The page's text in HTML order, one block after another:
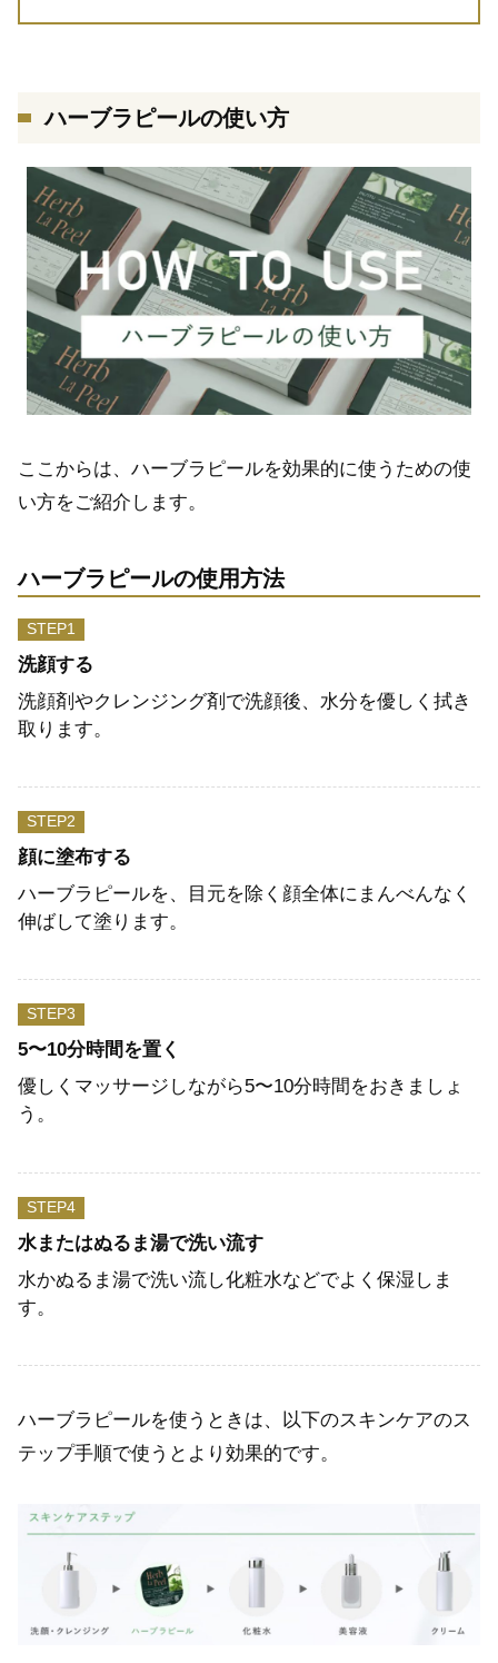
ハーブラピールの使い方
ここからは、ハーブラピールを効果的に使うための使
い方をご紹介します。
ハーブラピールの使用方法
STEP
洗顔する
洗顔剤やクレンジング剤で洗顔後、水分を優しく拭き
取ります。
STEP
顔に塗布する
ハーブラピールを、目元を除く顔全体にまんべんなく
伸ばして塗ります。
STEP
5〜10分時間を置く
優しくマッサージしながら5〜10分時間をおきましょ
う。
STEP
水またはぬるま湯で洗い流す
水かぬるま湯で洗い流し化粧水などでよく保湿しま
す。
ハーブラピールを使うときは、以下のスキンケアのス
テップ手順で使うとより効果的です。